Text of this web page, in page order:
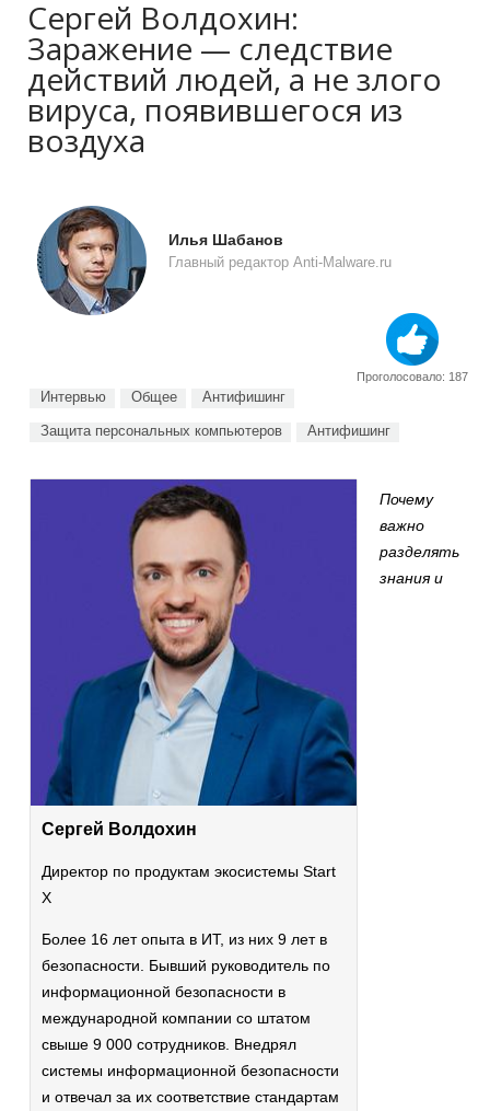
Сергей Волдохин:
Заражение — следствие
действий людей, а не злого
вируса, появившегося из
воздуха
Илья Шабанов
Главный редактор Anti-Malware.ru
Проголосовало: 187
Интервью Общее Антифишинг
Защита персональных компьютеров Антифишинг
Сергей Волдохин
Директор по продуктам экосистемы Start
X
Более 16 лет опыта в ИТ, из них 9 лет в
безопасности. Бывший руководитель по
информационной безопасности в
международной компании со штатом
свыше 9 000 сотрудников. Внедрял
системы информационной безопасности
и отвечал за их соответствие стандартам
Почему
важно
разделять
знания и